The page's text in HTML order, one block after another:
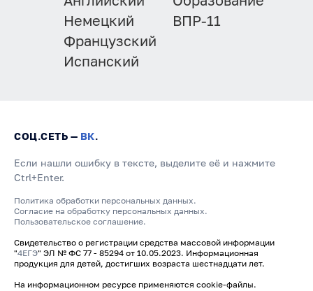
Немецкий
Французский
Испанский
ВПР-11
СОЦ.СЕТЬ — ВК.
Если нашли ошибку в тексте, выделите её и нажмите
Ctrl+Enter.
Политика обработки персональных данных.
Согласие на обработку персональных данных.
Пользовательское соглашение.
Свидетельство о регистрации средства массовой информации
"4ЕГЭ" ЭЛ № ФС 77 - 85294 от 10.05.2023. Информационная
продукция для детей, достигших возраста шестнадцати лет.
На информационном ресурсе применяются cookie-файлы.